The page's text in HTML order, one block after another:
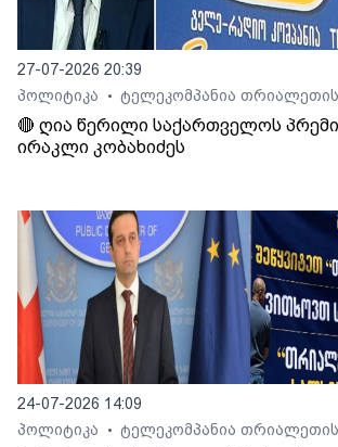
27-07-2026 20:39
პოლიტიკა
• ტელეკომპანია თრიალეთის
🔴 ღია წერილი საქართველოს
ირაკლი კობახიძეს
24-07-2026 14:09
პოლიტიკა
• ტელეკომპანია თრიალეთის